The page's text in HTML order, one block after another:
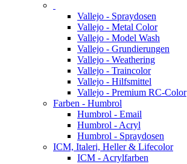
Vallejo - Spraydosen
Vallejo - Metal Color
Vallejo - Model Wash
Vallejo - Grundierungen
Vallejo - Weathering
Vallejo - Traincolor
Vallejo - Hilfsmittel
Vallejo - Premium RC-Color
Farben - Humbrol
Humbrol - Email
Humbrol - Acryl
Humbrol - Spraydosen
ICM, Italeri, Heller & Lifecolor
ICM - Acrylfarben